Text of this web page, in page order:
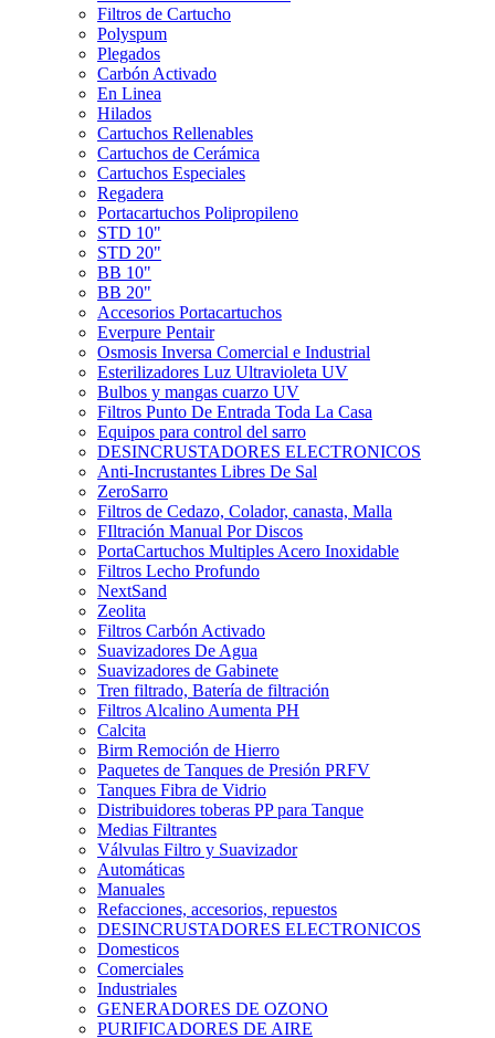
Filtros de Cartucho
Polyspum
Plegados
Carbón Activado
En Linea
Hilados
Cartuchos Rellenables
Cartuchos de Cerámica
Cartuchos Especiales
Regadera
Portacartuchos Polipropileno
STD 10"
STD 20"
BB 10"
BB 20"
Accesorios Portacartuchos
Everpure Pentair
Osmosis Inversa Comercial e Industrial
Esterilizadores Luz Ultravioleta UV
Bulbos y mangas cuarzo UV
Filtros Punto De Entrada Toda La Casa
Equipos para control del sarro
DESINCRUSTADORES ELECTRONICOS
Anti-Incrustantes Libres De Sal
ZeroSarro
Filtros de Cedazo, Colador, canasta, Malla
FIltración Manual Por Discos
PortaCartuchos Multiples Acero Inoxidable
Filtros Lecho Profundo
NextSand
Zeolita
Filtros Carbón Activado
Suavizadores De Agua
Suavizadores de Gabinete
Tren filtrado, Batería de filtración
Filtros Alcalino Aumenta PH
Calcita
Birm Remoción de Hierro
Paquetes de Tanques de Presión PRFV
Tanques Fibra de Vidrio
Distribuidores toberas PP para Tanque
Medias Filtrantes
Válvulas Filtro y Suavizador
Automáticas
Manuales
Refacciones, accesorios, repuestos
DESINCRUSTADORES ELECTRONICOS
Domesticos
Comerciales
Industriales
GENERADORES DE OZONO
PURIFICADORES DE AIRE